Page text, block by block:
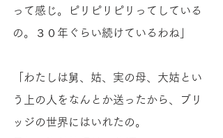
って感じ。ピリピリピリってしている
の。３０年ぐらい続けているわね」
「わたしは舅、姑、実の母、大姑とい
う上の人をなんとか送ったから、ブリ
ッジの世界にはいれたの。